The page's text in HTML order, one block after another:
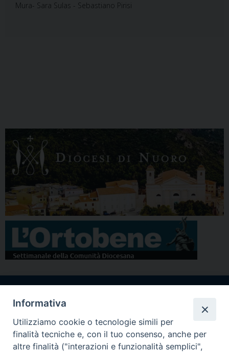
Mura- Sara Sulas - Sebastiano Pirisi
Piazza Santa
Informativa
Utilizziamo cookie o tecnologie simili per
finalità tecniche e, con il tuo consenso, anche per
altre finalità ("interazioni e funzionalità semplici",